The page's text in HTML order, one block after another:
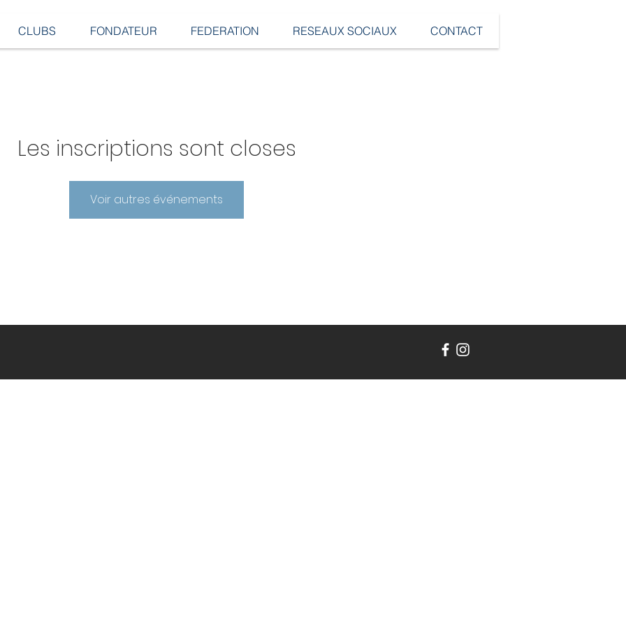
CLUBS FONDATEUR FEDERATION RESEAUX SOCIAUX CONTACT
Les inscriptions sont closes
Voir autres événements